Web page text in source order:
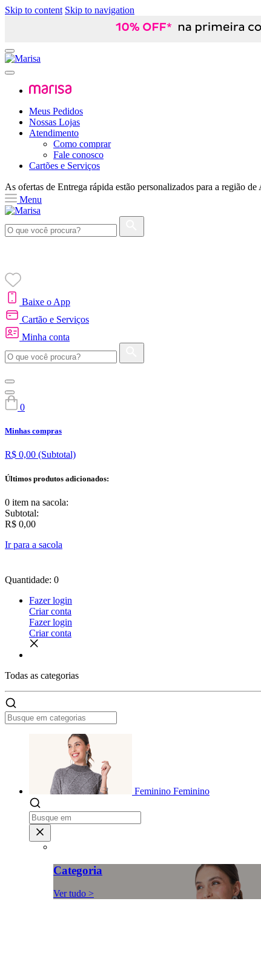
Skip to content Skip to navigation
Meus Pedidos
Nossas Lojas
Atendimento
Como comprar
Fale conosco
Cartões e Serviços
As ofertas de Entrega rápida estão personalizados para a região de
Menu
Baixe o App
Cartão e Serviços
Minha conta
0
Minhas compras
R$ 0,00 (Subtotal)
Últimos produtos adicionados:
0 item na sacola:
Subtotal:
R$ 0,00
Ir para a sacola
Quantidade: 0
Fazer login
Criar conta
Fazer login
Criar conta
Todas as categorias
Feminino Feminino
Categoria
Ver tudo >